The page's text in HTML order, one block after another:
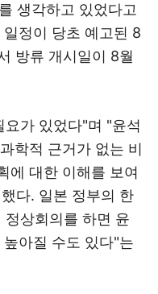
생각하고 있었다고
정이 당초 예고된 8
방류 개시일이 8월
가 있었다"며 "윤석
학적 근거가 없는 비
에 대한 이해를 보여
다. 일본 정부의 한
상회의를 하면 윤
아질 수도 있다"는